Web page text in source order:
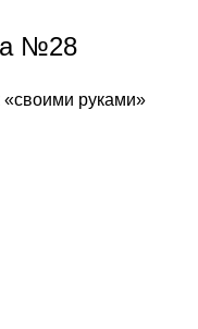
№28
«своими руками»